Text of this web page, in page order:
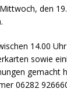
den
14.00
sowie
gemacht
06282